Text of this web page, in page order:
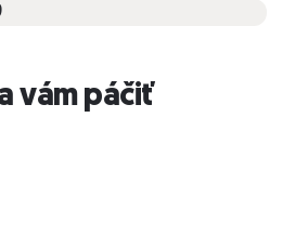
vám páčiť